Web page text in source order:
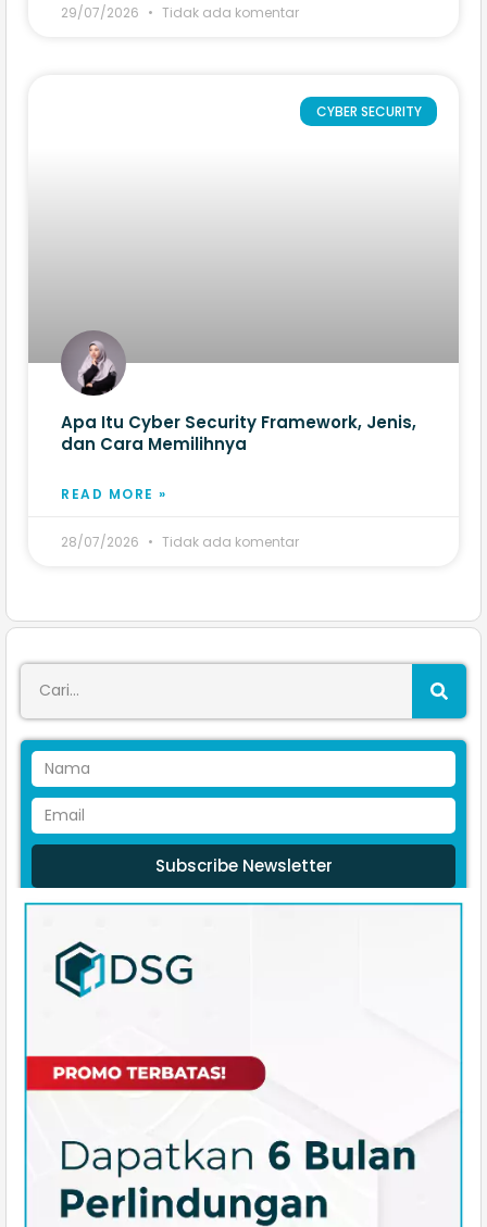
29/07/2026 Tidak ada komentar
CYBER SECURITY
Apa Itu Cyber Security Framework, Jenis,
dan Cara Memilihnya
READ MORE »
28/07/2026 Tidak ada komentar
Subscribe Newsletter